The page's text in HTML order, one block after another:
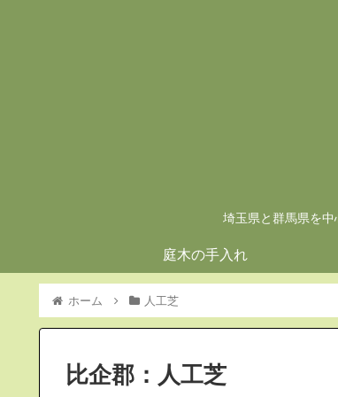
埼玉県と群馬県を
庭木の手入れ
ホーム 人工芝
比企郡：人工芝